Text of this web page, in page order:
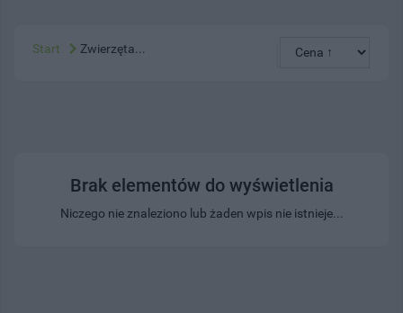
Start Zwierzęta...
Brak elementów do wyświetlenia
Niczego nie znaleziono lub żaden wpis nie istnieje...